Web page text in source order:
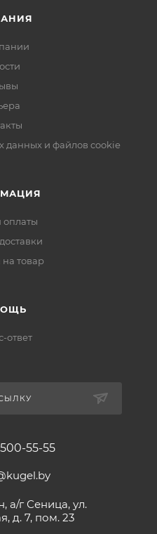
данных и файлов cookie
оплаты
на товар
ответ
500-55-55
а/г Сеница, ул.
д. 7, пом. 23